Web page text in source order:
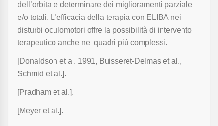
dell’orbita e determinare dei miglioramenti parziale
e/o totali. L’efficacia della terapia con ELIBA nei
disturbi oculomotori offre la possibilità di intervento
terapeutico anche nei quadri più complessi.
[Donaldson et al. 1991, Buisseret-Delmas et al.,
Schmid et al.].
[Pradham et al.].
[Meyer et al.].